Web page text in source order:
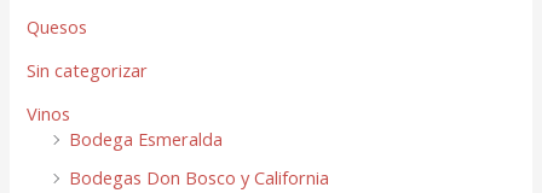
Quesos
Sin categorizar
Vinos
Bodega Esmeralda
Bodegas Don Bosco y California